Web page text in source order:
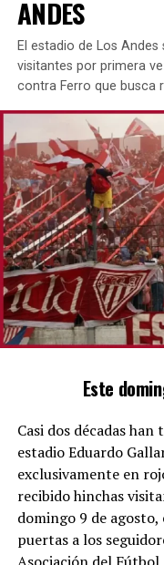
Castro, quien
ANDES
El estadio de Los
visitantes por primera
contra Ferro que busca
Este
Casi dos décadas
estadio Eduardo
exclusivamente en
recibido hinchas
domingo 9 de
puertas a los